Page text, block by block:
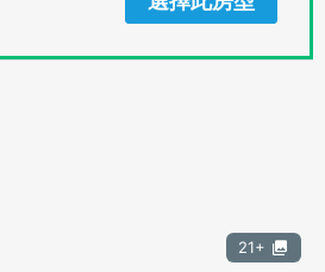
21+